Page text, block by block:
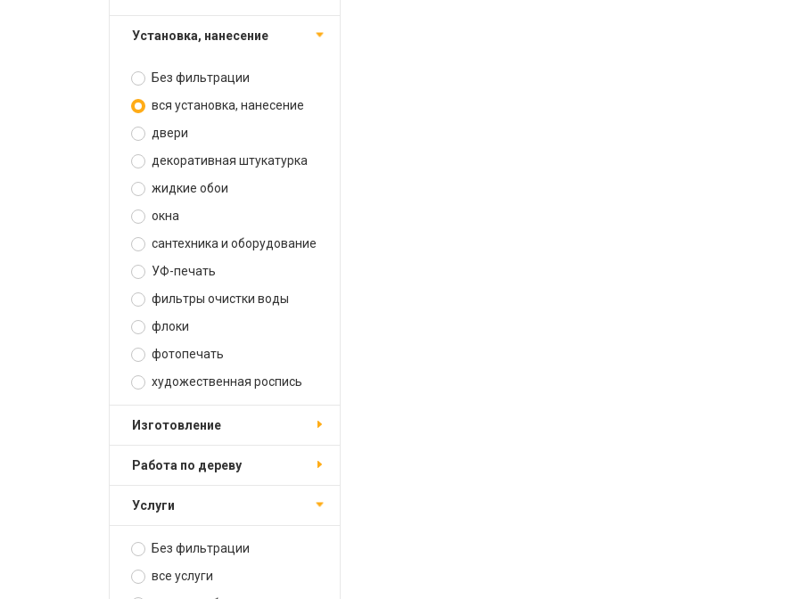
установка, нанесение
Без фильтрации
вся установка, нанесение
двери
декоративная штукатурка
жидкие обои
окна
сантехника и оборудование
УФ-печать
фильтры очистки воды
флоки
фотопечать
художественная роспись
изготовление
работа по дереву
услуги
Без фильтрации
все услуги